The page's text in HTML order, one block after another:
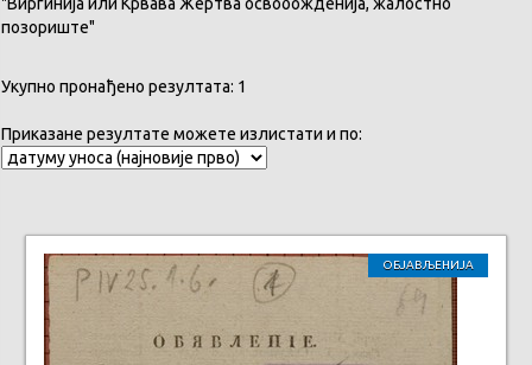
позориште"
Укупно пронађено резултата: 1
Приказане резултате можете излистати и по:
ОБЈАВЉЕНИЈА